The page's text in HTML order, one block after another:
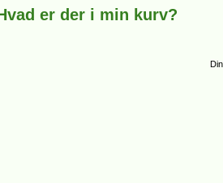
er der i min kurv?